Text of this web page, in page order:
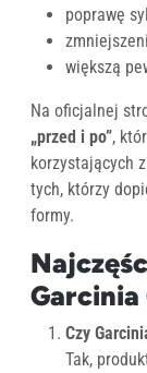
poprawę
większą
Na oficjalnej
„przed i po”,
korzystających
tych, którzy
formy.
Czy
Tak,